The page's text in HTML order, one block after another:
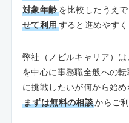
対象年齢を比較したうえ
せて利用すると進めやすく
弊社（ノビルキャリア）は
を中心に事務職全般への
に挑戦したいが何から始め
まずは無料の相談からご